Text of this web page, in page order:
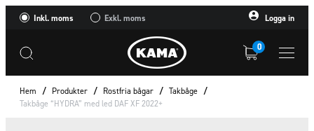
Inkl. moms Exkl. moms Logga in
0
Hem / Produkter / Rostfria bågar / Takbåge /
Takbåge “HYDRA” med led DAF XF 2022+